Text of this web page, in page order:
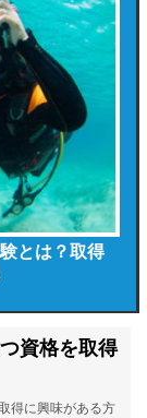
とは？取得
資格を取得
得に興味がある方